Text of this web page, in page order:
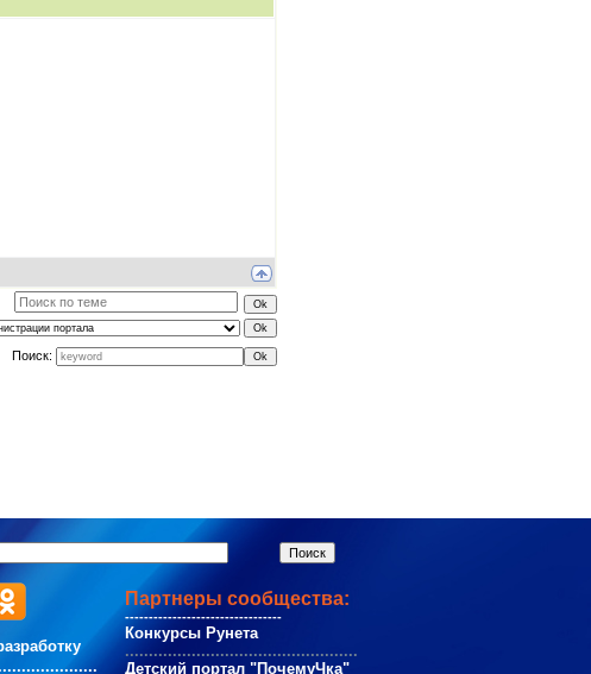
Поиск:
Партнеры сообщества:
---------------------------------
Конкурсы Рунета
.................................................
Детский портал "ПочемуЧка"